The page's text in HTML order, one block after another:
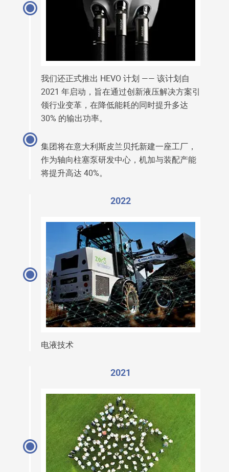
我们还正式推出 HEVO 计划 —— 该计划自
2021 年启动，旨在通过创新液压解决方案引
领行业变革，在降低能耗的同时提升多达
30% 的输出功率。
集团将在意大利斯皮兰贝托新建一座工厂，
作为轴向柱塞泵研发中心，机加与装配产能
将提升高达 40%。
2022
电液技术
2021